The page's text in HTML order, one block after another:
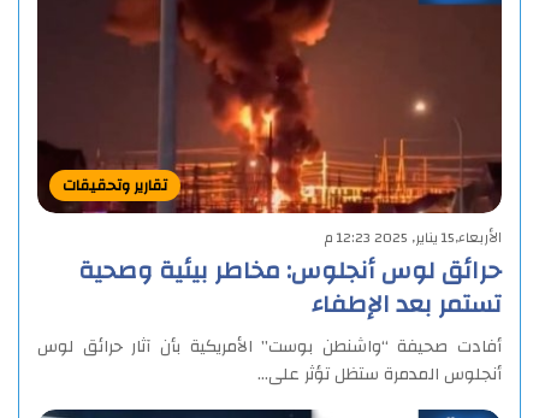
تقارير وتحقيقات
الأربعاء,15 يناير, 2025 12:23 م
حرائق لوس أنجلوس: مخاطر بيئية وصحية
تستمر بعد الإطفاء
أفادت صحيفة “واشنطن بوست” الأمريكية بأن آثار حرائق لوس
أنجلوس المدمرة ستظل تؤثر على…